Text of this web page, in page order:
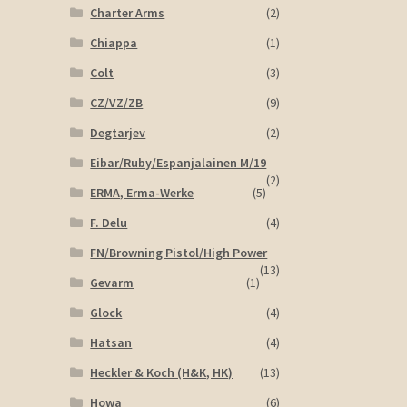
Charter Arms
(2)
Chiappa
(1)
Colt
(3)
CZ/VZ/ZB
(9)
Degtarjev
(2)
Eibar/Ruby/Espanjalainen M/19
(2)
ERMA, Erma-Werke
(5)
F. Delu
(4)
FN/Browning Pistol/High Power
(13)
Gevarm
(1)
Glock
(4)
Hatsan
(4)
Heckler & Koch (H&K, HK)
(13)
Howa
(6)